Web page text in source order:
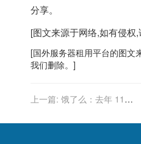
分享。
[图文来源于网络,如有侵权,
[国外服务器租用平台的图文
我们删除。]
上一篇: 饿了么：去年 114
位骑士获得晋升